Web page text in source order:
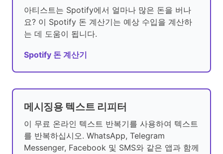
아티스트는 Spotify에서 얼마나 많은 돈을 버나
요? 이 Spotify 돈 계산기는 예상 수입을 계산하
는 데 도움이 됩니다.
Spotify 돈 계산기
메시징용 텍스트 리피터
이 무료 온라인 텍스트 반복기를 사용하여 텍스트
를 반복하십시오. WhatsApp, Telegram
Messenger, Facebook 및 SMS와 같은 앱과 함께